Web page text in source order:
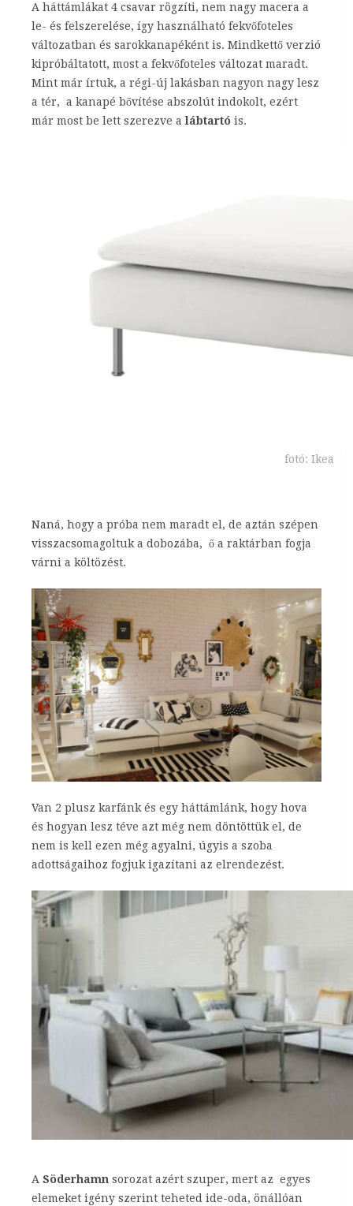
A háttámlákat 4 csavar rögzíti, nem nagy macera a
le- és felszerelése, így használható fekvőfoteles
változatban és sarokkanapéként is. Mindkettő verzió
kipróbáltatott, most a fekvőfoteles változat maradt.
Mint már írtuk, a régi-új lakásban nagyon nagy lesz
a tér, a kanapé bővítése abszolút indokolt, ezért
már most be lett szerezve alábtartó is.
fotó: Ikea
Naná, hogy a próba nem maradt el, de aztán szépen
visszacsomagoltuk a dobozába, ő a raktárban fogja
várni a költözést.
Van 2 plusz karfánk és egy háttámlánk, hogy hova
és hogyan lesz téve azt még nem döntöttük el, de
nem is kell ezen még agyalni, úgyis a szoba
adottságaihoz fogjuk igazítani az elrendezést.
A Söderhamn sorozat azért szuper, mert az egyes
elemeket igény szerint teheted ide-oda, önállóan